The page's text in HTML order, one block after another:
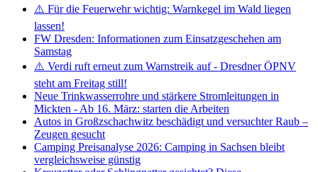
⚠️ Für die Feuerwehr wichtig: Warnkegel im Wald liegen
lassen!
FW Dresden: Informationen zum Einsatzgeschehen am
Samstag
⚠️ Verdi ruft erneut zum Warnstreik auf - Dresdner ÖPNV
steht am Freitag still!
Neue Trinkwasserrohre und stärkere Stromleitungen in
Mickten - Ab 16. März: starten die Arbeiten
Autos in Großzschachwitz beschädigt und versuchter Raub –
Zeugen gesucht
Camping Preisanalyse 2026: Camping in Sachsen bleibt
vergleichsweise günstig